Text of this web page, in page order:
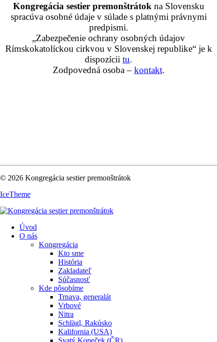
Kongregácia sestier premonštrátok na Slovensku
spracúva osobné údaje v súlade s platnými právnymi
predpismi.
„Zabezpečenie ochrany osobných údajov
Rímskokatolíckou cirkvou v Slovenskej republike“ je k
dispozícii tu.
Zodpovedná osoba – kontakt.
© 2026 Kongregácia sestier premonštrátok
IceTheme
Úvod
O nás
Kongregácia
Kto sme
História
Zakladateľ
Súčasnosť
Kde pôsobíme
Trnava, generalát
Vrbové
Nitra
Schlägl, Rakúsko
Kalifornia (USA)
Svatý Kopeček (ČR)